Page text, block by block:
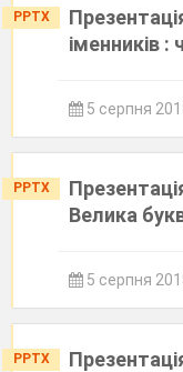
PPTX
іменників :
5 серпня
PPTX
Велика
5 серпня
PPTX